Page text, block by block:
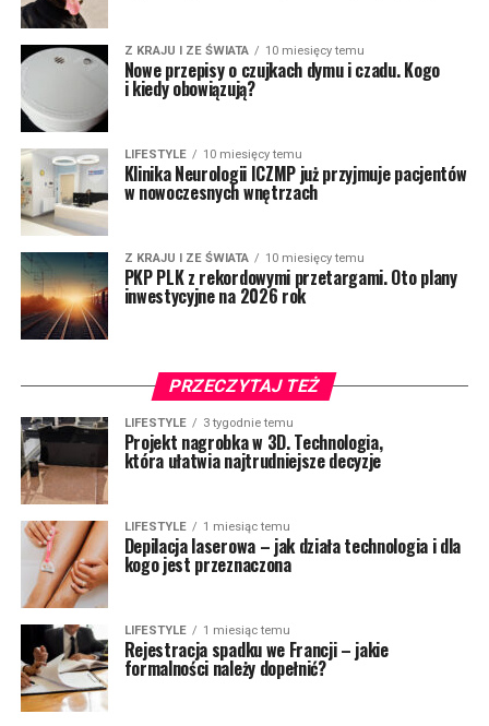
Z KRAJU I ZE ŚWIATA 10 miesięcy temu
Nowe przepisy o czujkach dymu i czadu. Kogo
i kiedy obowiązują?
LIFESTYLE 10 miesięcy temu
Klinika Neurologii ICZMP już przyjmuje pacjentów
w nowoczesnych wnętrzach
Z KRAJU I ZE ŚWIATA 10 miesięcy temu
PKP PLK z rekordowymi przetargami. Oto plany
inwestycyjne na 2026 rok
PRZECZYTAJ TEŻ
LIFESTYLE 3 tygodnie temu
Projekt nagrobka w 3D. Technologia,
która ułatwia najtrudniejsze decyzje
LIFESTYLE 1 miesiąc temu
Depilacja laserowa – jak działa technologia i dla
kogo jest przeznaczona
LIFESTYLE 1 miesiąc temu
Rejestracja spadku we Francji – jakie
formalności należy dopełnić?